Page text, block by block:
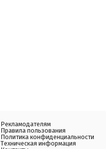
Рекламодателям
Правила пользования
Политика конфиденциальности
Техническая информация